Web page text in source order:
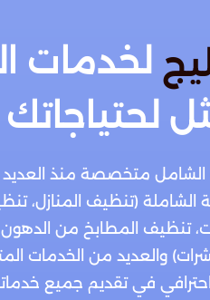
لخدمات
لحتياجاتك
الشامل متخصصة منذ
الشاملة (تنظيف المنازل،
تنظيف المطابخ من
والعديد من الخدمات
في تقديم جميع